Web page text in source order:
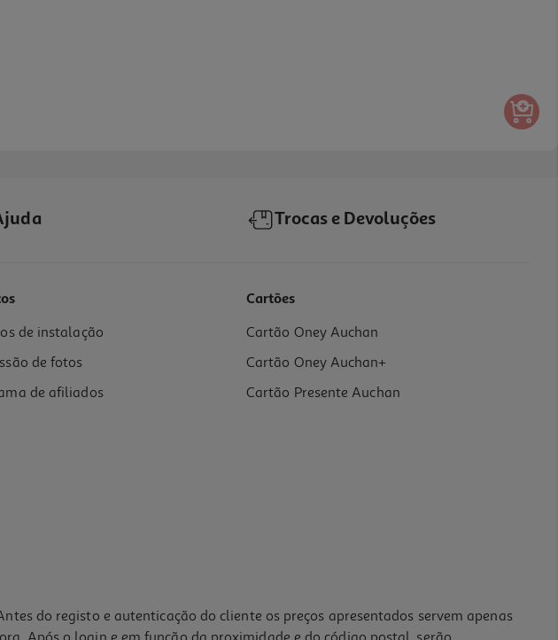
Trocas e Devoluções
de instalação
de fotos
de afiliados
Cartões
Cartão Oney Auchan
Cartão Oney Auchan+
Cartão Presente Auchan
do registo e autenticação do cliente os preços apresentados servem apenas